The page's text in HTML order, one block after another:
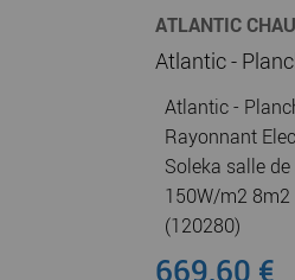
ATLANTIC
Atlantic -
Rayonnant
Soleka salle
150W/m2 8m2
(120280)
669,60 €